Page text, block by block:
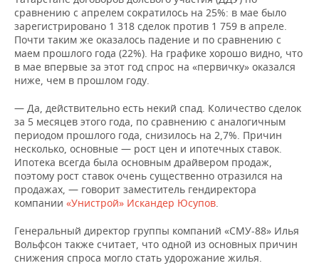
сравнению с апрелем сократилось на 25%: в мае было
зарегистрировано 1 318 сделок против 1 759 в апреле.
Почти таким же оказалось падение и по сравнению с
маем прошлого года (22%). На графике хорошо видно, что
в мае впервые за этот год спрос на «первичку» оказался
ниже, чем в прошлом году.
— Да, действительно есть некий спад. Количество сделок
за 5 месяцев этого года, по сравнению с аналогичным
периодом прошлого года, снизилось на 2,7%. Причин
несколько, основные — рост цен и ипотечных ставок.
Ипотека всегда была основным драйвером продаж,
поэтому рост ставок очень существенно отразился на
продажах, — говорит заместитель гендиректора
компании «Унистрой» Искандер Юсупов.
Генеральный директор группы компаний «СМУ-88» Илья
Вольфсон также считает, что одной из основных причин
снижения спроса могло стать удорожание жилья.